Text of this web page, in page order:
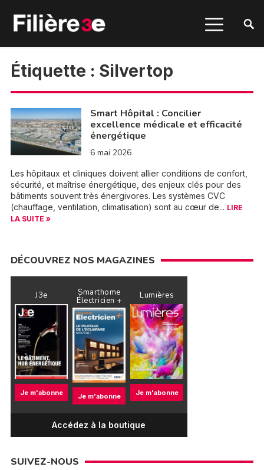
Étiquette : Silvertop
Smart Hôpital : Concilier
excellence médicale et efficacité
énergétique
6 mai 2026
Les hôpitaux et cliniques doivent allier conditions de confort,
sécurité, et maîtrise énergétique, des enjeux clés pour des
bâtiments souvent très énergivores. Les systèmes CVC
(chauffage, ventilation, climatisation) sont au cœur de... LIRE
LA SUITE »
DÉCOUVREZ NOS MAGAZINES
J3e
Je m'abonne
Smarthome
Électricien +
Je m'abonne
Lumières
Je m'abonne
Accédez à la boutique
SUIVEZ-NOUS